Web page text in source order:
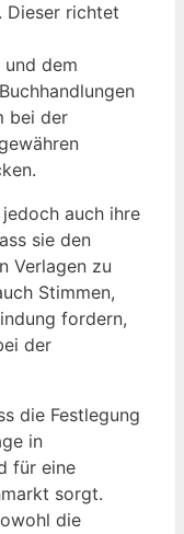
Dieser richtet
dem
bei ⁤der
‍auch⁣ ihre‍
sie den
Verlagen ​zu
​Stimmen,
​fordern,
der
die‌ Festlegung
in
für ⁤eine
sorgt.
die